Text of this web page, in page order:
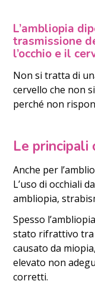
L’ambliopia
trasmissione
l’occhio e il
Non si tratta di
cervello che non
perché non
Le principali
Anche per
L’uso di occhiali
ambliopia,
Spesso
stato rifrattivo tra
causato da
elevato non
corretti.